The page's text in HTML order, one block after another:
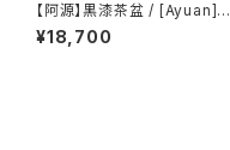
【阿源】黒漆茶盆 / [Ayuan] B
lack Lacquer Tea Tray
¥18,700